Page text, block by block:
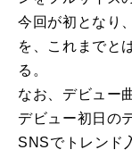
今回が初となり
を、これまでと
る。
なお、デビュー
デビュー初日の
SNSでトレンド